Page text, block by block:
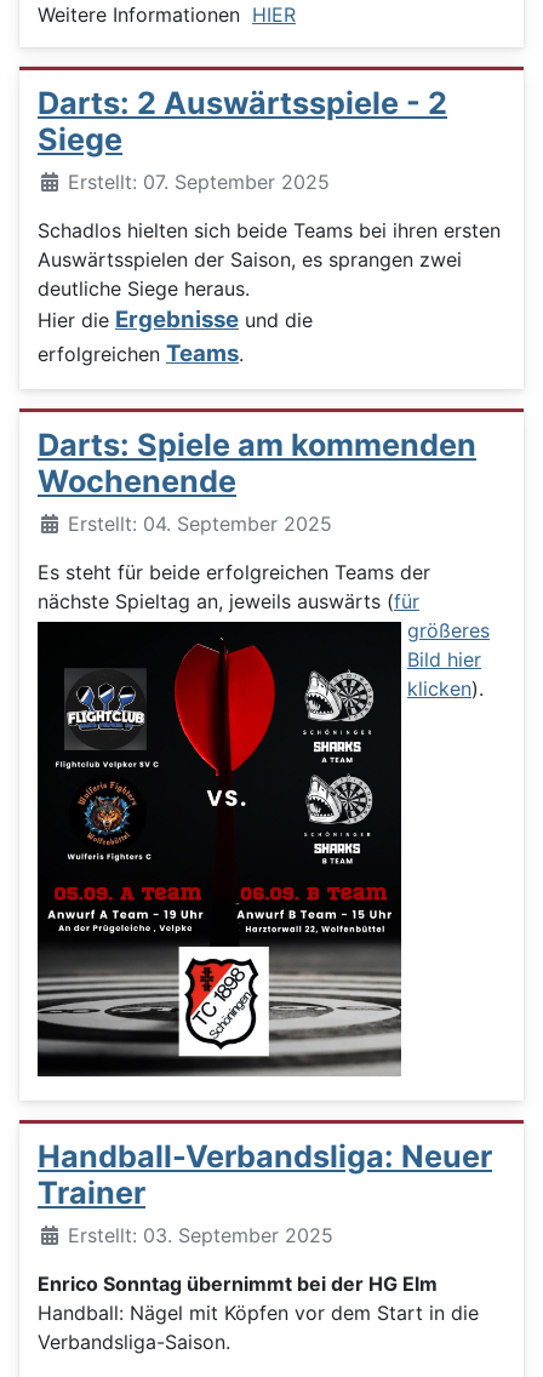
Weitere Informationen HIER
Darts: 2 Auswärtsspiele - 2
Siege
DetailsErstellt: 07. September 2025
Schadlos hielten sich beide Teams bei ihren ersten
Auswärtsspielen der Saison, es sprangen zwei
deutliche Siege heraus.
Hier die Ergebnisse und die
erfolgreichen Teams.
Darts: Spiele am kommenden
Wochenende
DetailsErstellt: 04. September 2025
Es steht für beide erfolgreichen Teams der
nächste Spieltag an, jeweils auswärts (für
größeres
Bild hier
klicken).
Handball-Verbandsliga: Neuer
Trainer
DetailsErstellt: 03. September 2025
Enrico Sonntag übernimmt bei der HG Elm
Handball: Nägel mit Köpfen vor dem Start in die
Verbandsliga-Saison.